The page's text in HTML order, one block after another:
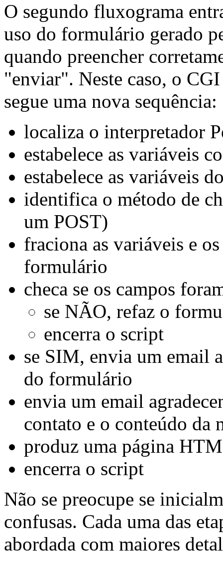
O segundo fluxograma
uso do formulário gerado
quando preencher
"enviar". Neste caso, o
segue uma nova sequência:
localiza o interpretador
estabelece as variáveis
estabelece as variáveis
identifica o método de
um POST)
fraciona as variáveis e
formulário
checa se os campos
se NÃO, refaz o
encerra o script
se SIM, envia um email
do formulário
envia um email
contato e o conteúdo da
produz uma página
encerra o script
Não se preocupe se
confusas. Cada uma das
abordada com maiores